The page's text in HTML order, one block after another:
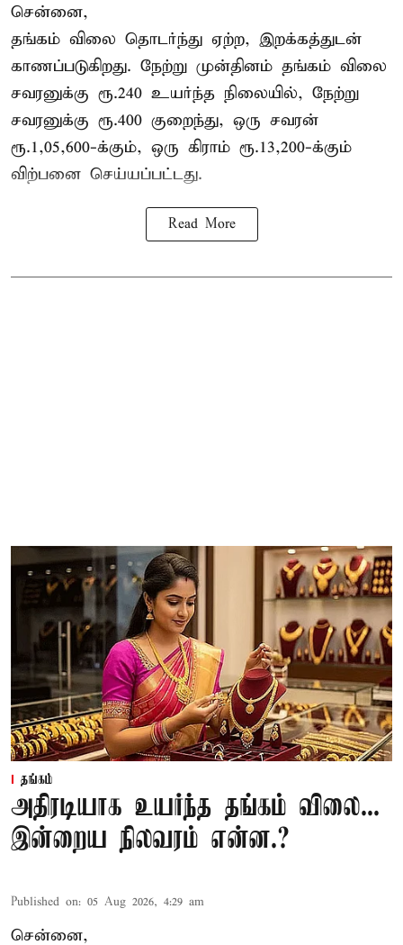
சென்னை,
தங்கம் விலை தொடர்ந்து ஏற்ற, இறக்கத்துடன்
காணப்படுகிறது. நேற்று முன்தினம் தங்கம் விலை
சவரனுக்கு ரூ.240 உயர்ந்த நிலையில், நேற்று
சவரனுக்கு ரூ.400 குறைந்து, ஒரு சவரன்
ரூ.1,05,600-க்கும், ஒரு கிராம் ரூ.13,200-க்கும்
விற்பனை செய்யப்பட்டது.
Read More
தங்கம்
அதிரடியாக உயர்ந்த தங்கம் விலை...
இன்றைய நிலவரம் என்ன.?
Published on: 05 Aug 2026, 4:29 am
சென்னை,